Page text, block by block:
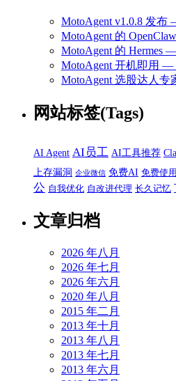
MotoAgent v1.0.8 发布
MotoAgent 的
MotoAgent 的 Hermes
MotoAgent 开机即用 —
MotoAgent 选股达人
网站标签(Tags)
AI Agent AI员工 AI工具推荐
上存漏洞 企业微信 免费AI 免费使用
公 自我优化 自改进代理 长久记忆
文章归档
2026 年八月
2026 年七月
2026 年六月
2020 年八月
2015 年二月
2013 年十月
2013 年八月
2013 年七月
2013 年六月